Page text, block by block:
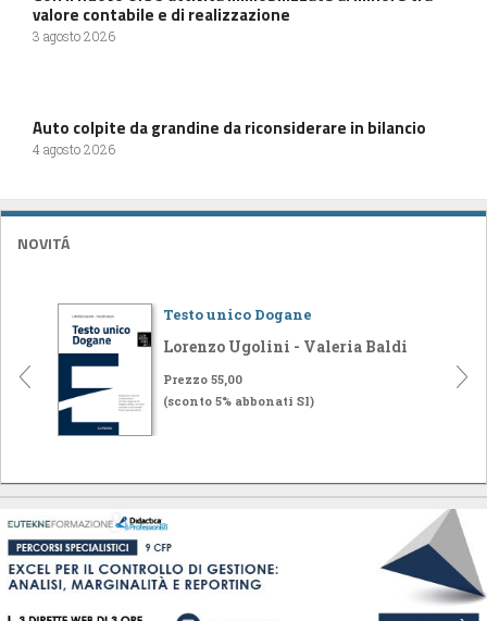
valore contabile e di realizzazione
3 agosto 2026
Auto colpite da grandine da riconsiderare in bilancio
4 agosto 2026
NOVITÁ
Testo unico Dogane
Lorenzo Ugolini - Valeria Baldi
Prezzo 55,00
(sconto 5% abbonati SI)